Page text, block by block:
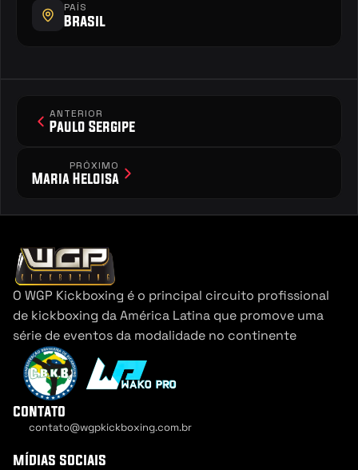
PAÍS
Brasil
ANTERIOR
Paulo Sergipe
PRÓXIMO
Maria Heloisa
O WGP Kickboxing é o principal circuito profissional
de kickboxing da América Latina que promove uma
série de eventos da modalidade no continente
contato
contato@wgpkickboxing.com.br
mídias sociais